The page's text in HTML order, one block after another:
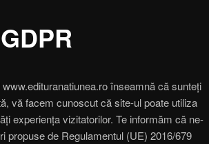
înseamnă că sunteți
vă facem cunoscut că site-ul poate utiliza
experiența vizitatorilor. Te informăm că ne-
propuse de Regulamentul (UE) 2016/679